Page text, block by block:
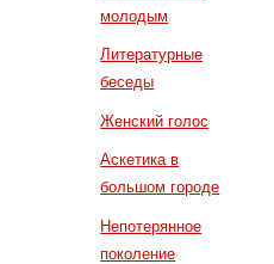
молодым
Литературные
беседы
Женский голос
Аскетика в
большом городе
Непотерянное
поколение